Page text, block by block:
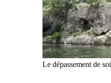
Le dépassement de soi